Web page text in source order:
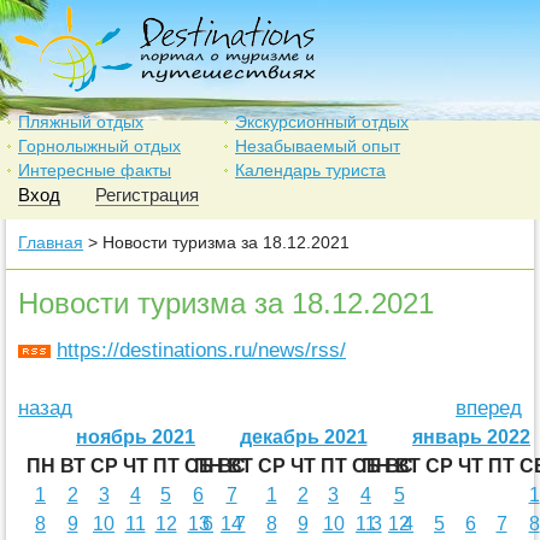
Пляжный отдых
Экскурсионный отдых
Горнолыжный отдых
Незабываемый опыт
Интересные факты
Календарь туриста
Вход Регистрация
Главная > Новости туризма за 18.12.2021
Новости туризма за 18.12.2021
https://destinations.ru/news/rss/
назад вперед
ноябрь 2021
ПН ВТ СР ЧТ ПТ СБ ВС
1
2 3 4 5 6
7
8
9 10 11 12 13
14
декабрь 2021
ПН ВТ СР ЧТ ПТ СБ ВС
1
2 3 4
5
6
7 8 9 10 11
12
январь 2022
ПН ВТ СР ЧТ ПТ
1
3
4 5 6 7
8